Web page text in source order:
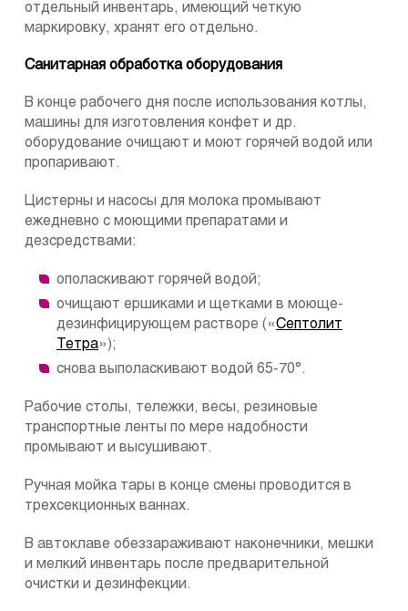
отдельный инвентарь, имеющий четкую
маркировку, хранят его отдельно.
Санитарная обработка оборудования
В конце рабочего дня после использования котлы,
машины для изготовления конфет и др.
оборудование очищают и моют горячей водой или
пропаривают.
Цистерны и насосы для молока промывают
ежедневно с моющими препаратами и
дезсредствами:
ополаскивают горячей водой;
очищают ершиками и щетками в моюще-
дезинфицирующем растворе («Септолит
Тетра»);
снова выполаскивают водой 65-70°.
Рабочие столы, тележки, весы, резиновые
транспортные ленты по мере надобности
промывают и высушивают.
Ручная мойка тары в конце смены проводится в
трехсекционных ваннах.
В автоклаве обеззараживают наконечники, мешки
и мелкий инвентарь после предварительной
очистки и дезинфекции.